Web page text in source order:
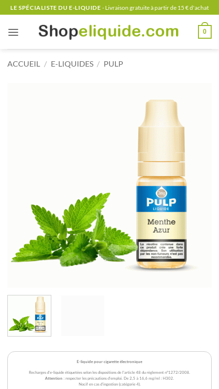
Passer
au
contenu
LE SPÉCIALISTE DU E-LIQUIDE - Livraison gratuite à partir de 15 € d'achat
0
ACCUEIL / E-LIQUIDES / PULP
E-liquide pour cigarette électronique
Recharges d'e-liquide étiquetées selon les dispositions de l'article 48 du règlement n°1272/2008.
Attention : respecter les précautions d'emploi. De 2,5 à 16,6 mg/ml : H302.
Nocif en cas d'ingestion (catégorie 4).